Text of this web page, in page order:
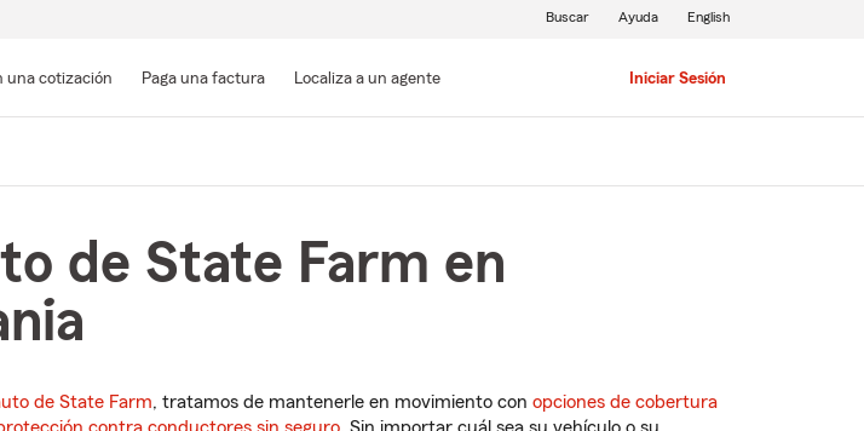
contenido
una cotización Paga una factura Localiza a un agente Iniciar Sesión
Buscar Ayuda English
de State Farm en
de State Farm, tratamos de mantenerle en movimiento con opciones de cobertura